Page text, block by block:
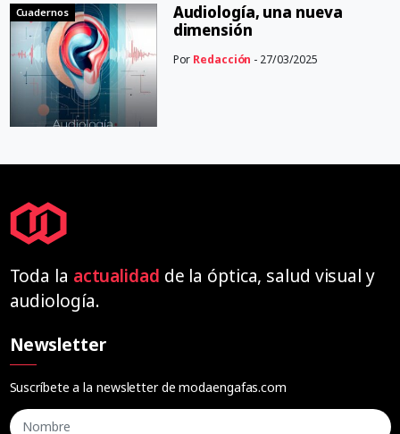
Cuadernos
Audiología, una nueva
dimensión
Por Redacción - 27/03/2025
Toda la actualidad de la óptica, salud visual y
audiología.
Newsletter
Suscríbete a la newsletter de modaengafas.com